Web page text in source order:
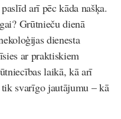
arī pēc kāda našķa.
Grūtnieču dienā
dienesta
ar praktiskiem
laikā, kā arī
svarīgo jautājumu – kā